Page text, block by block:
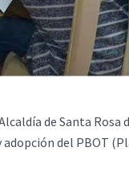
de Santa Rosa
del PBOT